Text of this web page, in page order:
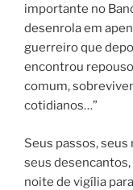
importante no
desenrola em
guerreiro que
encontrou
comum,
cotidianos…”
Seus passos,
seus
noite de vigília